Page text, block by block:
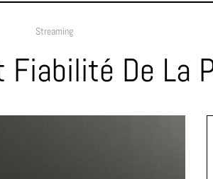
Streaming
De La